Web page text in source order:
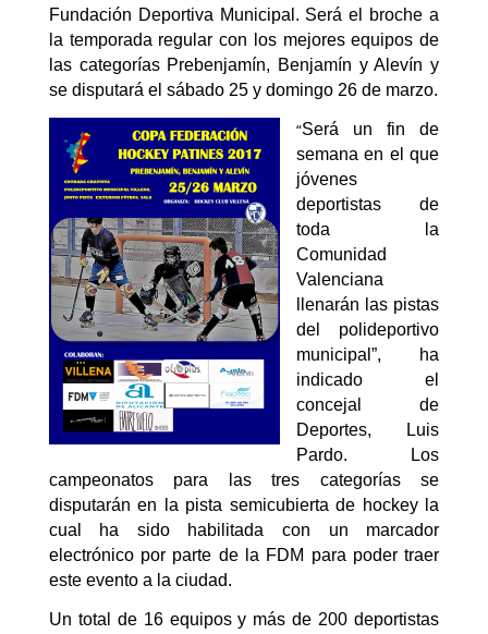
Fundación Deportiva Municipal. Será el broche a
la temporada regular con los mejores equipos de
las categorías Prebenjamín, Benjamín y Alevín y
se disputará el sábado 25 y domingo 26 de marzo.
“Será un fin de
semana en el que
jóvenes
deportistas de
toda la
Comunidad
Valenciana
llenarán las pistas
del polideportivo
municipal”, ha
indicado el
concejal de
Deportes, Luis
Pardo. Los
campeonatos para las tres categorías se
disputarán en la pista semicubierta de hockey la
cual ha sido habilitada con un marcador
electrónico por parte de la FDM para poder traer
este evento a la ciudad.
Un total de 16 equipos y más de 200 deportistas